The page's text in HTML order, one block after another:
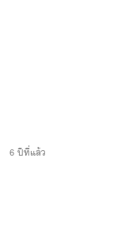
6 ปีที่แล้ว